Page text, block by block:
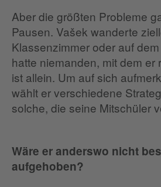
Aber die größten Probleme
Pausen. Vašek wanderte
Klassenzimmer oder auf
hatte niemanden, mit dem er
ist allein. Um auf sich
wählt er verschiedene
solche, die seine Mitschüler
Wäre er anderswo nicht
aufgehoben?